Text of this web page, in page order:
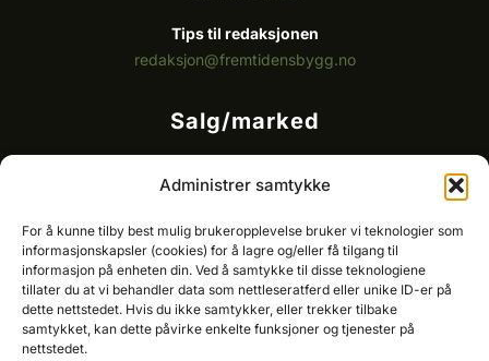
Administrer samtykke
For å kunne tilby best mulig brukeropplevelse bruker vi teknologier som
informasjonskapsler (cookies) for å lagre og/eller få tilgang til
informasjon på enheten din. Ved å samtykke til disse teknologiene
tillater du at vi behandler data som nettleseratferd eller unike ID-er på
dette nettstedet. Hvis du ikke samtykker, eller trekker tilbake
samtykket, kan dette påvirke enkelte funksjoner og tjenester på
nettstedet.
Tips til redaksjonen
redaksjon@fremtidensbygg.no
Salg/marked
Ole-Vidar Jensen
Mobil: 976 50 875
E-post:ole@fremtidensbygg.no
Key account manager
Cristian Fatah